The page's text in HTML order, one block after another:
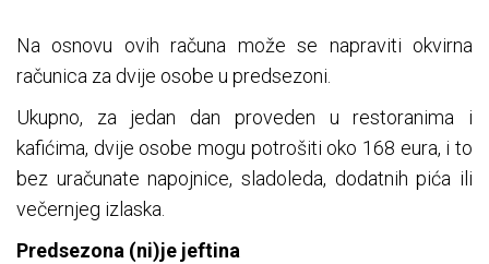
Na osnovu ovih računa može se napraviti okvirna
računica za dvije osobe u predsezoni.
Ukupno, za jedan dan proveden u restoranima i
kafićima, dvije osobe mogu potrošiti oko 168 eura, i to
bez uračunate napojnice, sladoleda, dodatnih pića ili
večernjeg izlaska.
Predsezona (ni)je jeftina